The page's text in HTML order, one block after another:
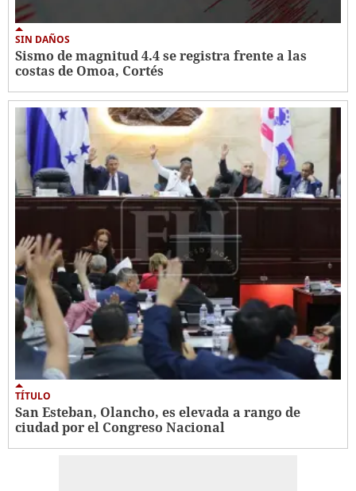
SIN DAÑOS
Sismo de magnitud 4.4 se registra frente a las
costas de Omoa, Cortés
TÍTULO
San Esteban, Olancho, es elevada a rango de
ciudad por el Congreso Nacional